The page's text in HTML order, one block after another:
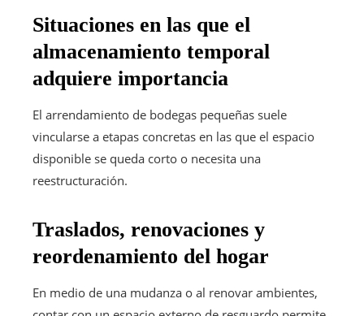
Situaciones en las que el
almacenamiento temporal
adquiere importancia
El arrendamiento de bodegas pequeñas suele
vincularse a etapas concretas en las que el espacio
disponible se queda corto o necesita una
reestructuración.
Traslados, renovaciones y
reordenamiento del hogar
En medio de una mudanza o al renovar ambientes,